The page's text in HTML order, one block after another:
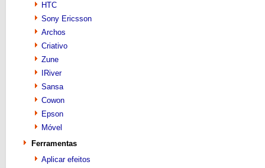
HTC
Sony Ericsson
Archos
Criativo
Zune
IRiver
Sansa
Cowon
Epson
Móvel
Ferramentas
Aplicar efeitos